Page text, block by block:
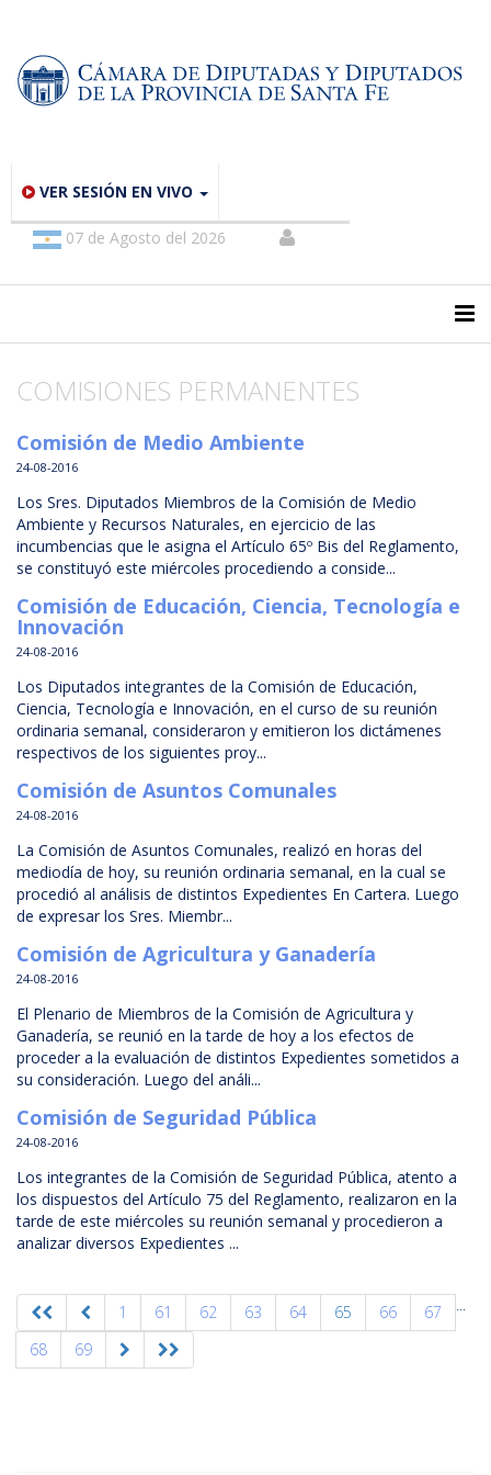
VER SESIÓN EN VIVO
07 de Agosto del 2026
COMISIONES PERMANENTES
Comisión de Medio Ambiente
24-08-2016
Los Sres. Diputados Miembros de la Comisión de Medio
Ambiente y Recursos Naturales, en ejercicio de las
incumbencias que le asigna el Artículo 65º Bis del Reglamento,
se constituyó este miércoles procediendo a conside...
Comisión de Educación, Ciencia, Tecnología e
Innovación
24-08-2016
Los Diputados integrantes de la Comisión de Educación,
Ciencia, Tecnología e Innovación, en el curso de su reunión
ordinaria semanal, consideraron y emitieron los dictámenes
respectivos de los siguientes proy...
Comisión de Asuntos Comunales
24-08-2016
La Comisión de Asuntos Comunales, realizó en horas del
mediodía de hoy, su reunión ordinaria semanal, en la cual se
procedió al análisis de distintos Expedientes En Cartera. Luego
de expresar los Sres. Miembr...
Comisión de Agricultura y Ganadería
24-08-2016
El Plenario de Miembros de la Comisión de Agricultura y
Ganadería, se reunió en la tarde de hoy a los efectos de
proceder a la evaluación de distintos Expedientes sometidos a
su consideración. Luego del análi...
Comisión de Seguridad Pública
24-08-2016
Los integrantes de la Comisión de Seguridad Pública, atento a
los dispuestos del Artículo 75 del Reglamento, realizaron en la
tarde de este miércoles su reunión semanal y procedieron a
analizar diversos Expedientes ...
1 ...
61 62 63 64 65 66
67
68
69